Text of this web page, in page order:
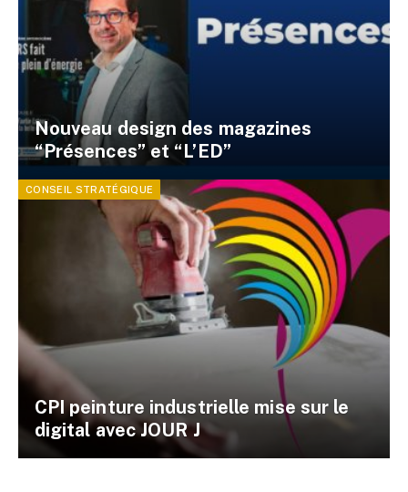
Nouveau design des magazines
“Présences” et “L’ED”
CONSEIL STRATÉGIQUE
CPI peinture industrielle mise sur le
digital avec JOUR J